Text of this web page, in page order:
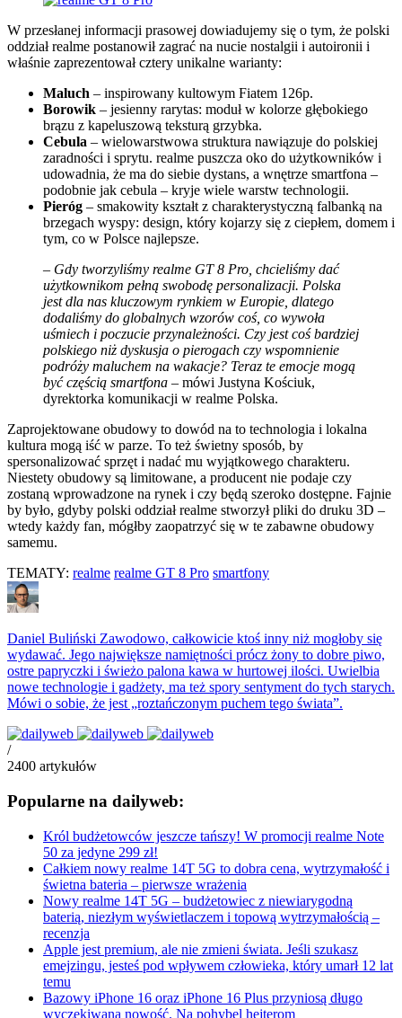
W przesłanej informacji prasowej dowiadujemy się o tym, że polski
oddział realme postanowił zagrać na nucie nostalgii i autoironii i
właśnie zaprezentował cztery unikalne warianty:
Maluch – inspirowany kultowym Fiatem 126p.
Borowik – jesienny rarytas: moduł w kolorze głębokiego
brązu z kapeluszową teksturą grzybka.
Cebula – wielowarstwowa struktura nawiązuje do polskiej
zaradności i sprytu. realme puszcza oko do użytkowników i
udowadnia, że ma do siebie dystans, a wnętrze smartfona –
podobnie jak cebula – kryje wiele warstw technologii.
Pieróg – smakowity kształt z charakterystyczną falbanką na
brzegach wyspy: design, który kojarzy się z ciepłem, domem i
tym, co w Polsce najlepsze.
– Gdy tworzyliśmy realme GT 8 Pro, chcieliśmy dać
użytkownikom pełną swobodę personalizacji. Polska
jest dla nas kluczowym rynkiem w Europie, dlatego
dodaliśmy do globalnych wzorów coś, co wywoła
uśmiech i poczucie przynależności. Czy jest coś bardziej
polskiego niż dyskusja o pierogach czy wspomnienie
podróży maluchem na wakacje? Teraz te emocje mogą
być częścią smartfona – mówi Justyna Kościuk,
dyrektorka komunikacji w realme Polska.
Zaprojektowane obudowy to dowód na to technologia i lokalna
kultura mogą iść w parze. To też świetny sposób, by
spersonalizować sprzęt i nadać mu wyjątkowego charakteru.
Niestety obudowy są limitowane, a producent nie podaje czy
zostaną wprowadzone na rynek i czy będą szeroko dostępne. Fajnie
by było, gdyby polski oddział realme stworzył pliki do druku 3D –
wtedy każdy fan, mógłby zaopatrzyć się w te zabawne obudowy
samemu.
TEMATY: realme realme GT 8 Pro smartfony
Daniel Buliński Zawodowo, całkowicie ktoś inny niż mogłoby się
wydawać. Jego największe namiętności prócz żony to dobre piwo,
ostre papryczki i świeżo palona kawa w hurtowej ilości. Uwielbia
nowe technologie i gadżety, ma też spory sentyment do tych starych.
Mówi o sobie, że jest „roztańczonym puchem tego świata”.
/
2400 artykułów
Popularne na dailyweb:
Król budżetowców jeszcze tańszy! W promocji realme Note
50 za jedyne 299 zł!
Całkiem nowy realme 14T 5G to dobra cena, wytrzymałość i
świetna bateria – pierwsze wrażenia
Nowy realme 14T 5G – budżetowiec z niewiarygodną
baterią, niezłym wyświetlaczem i topową wytrzymałością –
recenzja
Apple jest premium, ale nie zmieni świata. Jeśli szukasz
emejzingu, jesteś pod wpływem człowieka, który umarł 12 lat
temu
Bazowy iPhone 16 oraz iPhone 16 Plus przyniosą długo
wyczekiwaną nowość. Na pohybel hejterom